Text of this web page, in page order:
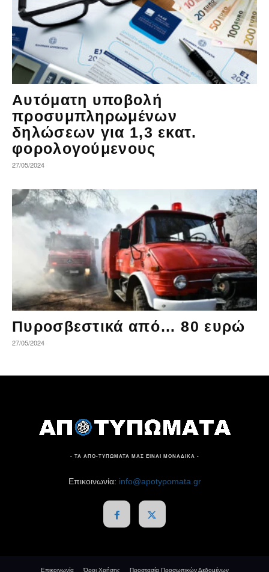
Αυτόματη υποβολή
προσυμπληρωμένων
δηλώσεων για 1,3 εκατ.
φορολογούμενους
27/05/2024
Πυροσβεστικά από… 80 ευρώ
27/05/2024
- ΤΑ ΑΠΟ-ΤΥΠΩΜΑΤΑ ΜΑΣ ΕΙΝΑΙ ΜΟΝΑΔΙΚΑ -
Επικοινωνία: info@apotypomata.gr
Επικοινωνία Όροι Χρήσης Προστασία Προσωπικών Δεδομένων